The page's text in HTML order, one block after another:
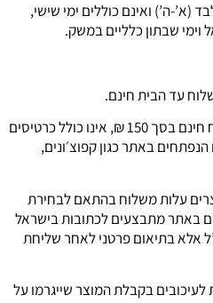
(א’-ה’) ואינם כוללים ימי שישי,
וימי שבתון כלליים במשק.
בסך 150 ₪,
אינו כולל כרטיסים
הנפתחים באתר כגון קפוצ׳ונים,
עלות משלוח בהתאם לבחירת
באתר מתבצעים לכתובות בישראל
אלא בתיאום פרטני לאחר שליחת
בקבלת המוצר שייגרמו על